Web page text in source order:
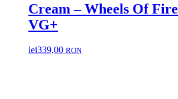
Cream – Wheels Of Fire Disc vinil LP
VG+
lei339,00 RON